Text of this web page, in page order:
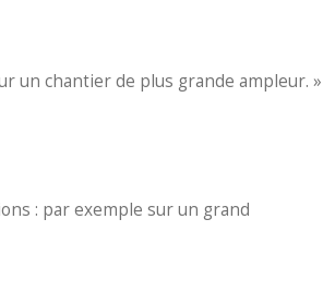
un chantier de plus grande ampleur. »
: par exemple sur un grand